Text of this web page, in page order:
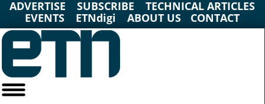
ADVERTISE SUBSCRIBE
TECHNICAL ARTICLES
EVENTS
ETNdigi ABOUT US CONTACT